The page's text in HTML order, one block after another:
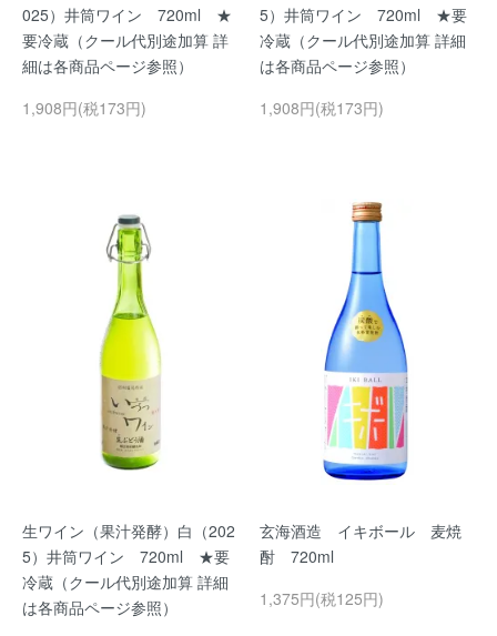
025）井筒ワイン 720ml ★
要冷蔵（クール代別途加算 詳
細は各商品ページ参照）
1,908円(税173円)
5）井筒ワイン 720ml ★要
冷蔵（クール代別途加算 詳細
は各商品ページ参照）
1,908円(税173円)
生ワイン（果汁発酵）白（202
5）井筒ワイン 720ml ★要
冷蔵（クール代別途加算 詳細
は各商品ページ参照）
玄海酒造 イキボール 麦焼
酎 720ml
1,375円(税125円)